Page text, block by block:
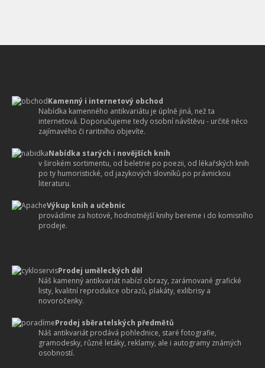
Kamenný i internetový obchod
Nabídka kamenného antikvariátu je úplně jiná, než ta
internetová. Doporučujeme tedy osobní návštěvu - určitě něco
zajímavého či raritního objevíte.
Nabídka starých i novějších knih
v širokém sortimentu, od beletrie po poezii, od lékařských knih
po ty humoristické, od jazykových slovníků po právnickou
literaturu.
Výkup knih a učebnic
provádíme za hotové, hodnotnější knihy bereme i do komisního
prodeje.
Prodej uměleckých děl
Náš kamenný antikvariát nabízí obrazy, zarámované grafické
listy, kvalitní reprodukce obrazů, plakáty, exlibrisy a
novoročenky.
Prodej sběratelských předmětů
Náš antikvariát prodává pohlednice, staré fotografie,
gramodesky, různé letáky, reklamy, ale i autogramy známých
osobností.